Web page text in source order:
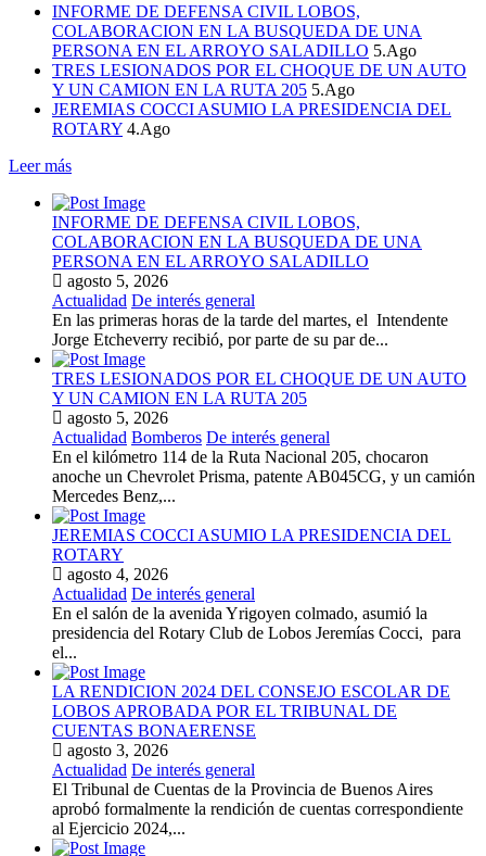
INFORME DE DEFENSA CIVIL LOBOS,
COLABORACION EN LA BUSQUEDA DE UNA
PERSONA EN EL ARROYO SALADILLO 5.Ago
TRES LESIONADOS POR EL CHOQUE DE UN AUTO
Y UN CAMION EN LA RUTA 205 5.Ago
JEREMIAS COCCI ASUMIO LA PRESIDENCIA DEL
ROTARY 4.Ago
Leer más
INFORME DE DEFENSA CIVIL LOBOS,
COLABORACION EN LA BUSQUEDA DE UNA
PERSONA EN EL ARROYO SALADILLO
agosto 5, 2026
Actualidad De interés general
En las primeras horas de la tarde del martes, el Intendente
Jorge Etcheverry recibió, por parte de su par de...
TRES LESIONADOS POR EL CHOQUE DE UN AUTO
Y UN CAMION EN LA RUTA 205
agosto 5, 2026
Actualidad Bomberos De interés general
En el kilómetro 114 de la Ruta Nacional 205, chocaron
anoche un Chevrolet Prisma, patente AB045CG, y un camión
Mercedes Benz,...
JEREMIAS COCCI ASUMIO LA PRESIDENCIA DEL
ROTARY
agosto 4, 2026
Actualidad De interés general
En el salón de la avenida Yrigoyen colmado, asumió la
presidencia del Rotary Club de Lobos Jeremías Cocci, para
el...
LA RENDICION 2024 DEL CONSEJO ESCOLAR DE
LOBOS APROBADA POR EL TRIBUNAL DE
CUENTAS BONAERENSE
agosto 3, 2026
Actualidad De interés general
El Tribunal de Cuentas de la Provincia de Buenos Aires
aprobó formalmente la rendición de cuentas correspondiente
al Ejercicio 2024,...